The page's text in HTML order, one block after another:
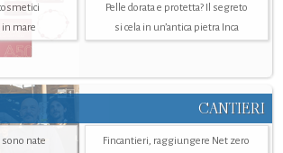
in mare
Pelle dorata e protetta? Il segreto
si cela in un’antica pietra Inca
CANTIERI
nate
Fincantieri, raggiungere Net zero